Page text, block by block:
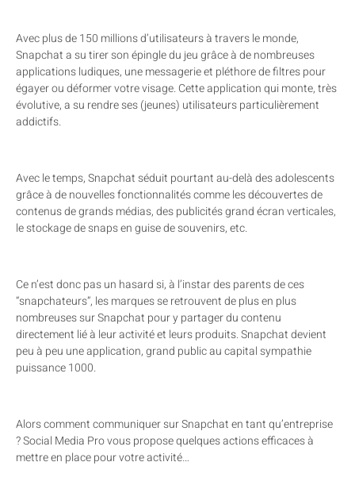
Avec plus de 150 millions d’utilisateurs à travers le monde,
Snapchat a su tirer son épingle du jeu grâce à de nombreuses
applications ludiques, une messagerie et pléthore de filtres pour
égayer ou déformer votre visage. Cette application qui monte, très
évolutive, a su rendre ses (jeunes) utilisateurs particulièrement
addictifs.
Avec le temps, Snapchat séduit pourtant au-delà des adolescents
grâce à de nouvelles fonctionnalités comme les découvertes de
contenus de grands médias, des publicités grand écran verticales,
le stockage de snaps en guise de souvenirs, etc.
Ce n’est donc pas un hasard si, à l’instar des parents de ces
“snapchateurs”, les marques se retrouvent de plus en plus
nombreuses sur Snapchat pour y partager du contenu
directement lié à leur activité et leurs produits. Snapchat devient
peu à peu une application, grand public au capital sympathie
puissance 1000.
Alors comment communiquer sur Snapchat en tant qu’entreprise
? Social Media Pro vous propose quelques actions efficaces à
mettre en place pour votre activité…